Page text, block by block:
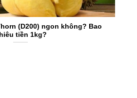
(D200) ngon không? Bao
tiền 1kg?